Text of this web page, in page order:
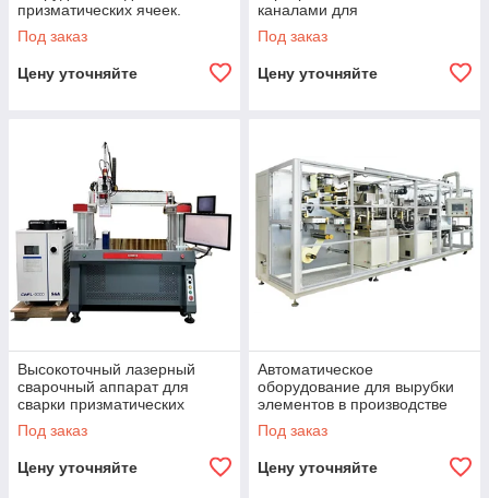
призматических ячеек.
Под заказ
Цену уточняйте
каналами для
призматических
аккумуляторных ячеек
Под заказ
Цену уточняйте
Высокоточный лазерный
сварочный аппарат для
сварки призматических
аккумуляторов,
1500W/2000W/3000W/4000W/
Под заказ
Цену уточняйте
Автоматическое
оборудование для вырубки
элементов в производстве
призматических
аккумуляторов
Под заказ
Цену уточняйте